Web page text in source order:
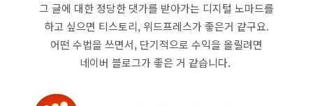
그 글에 대한 정당한 댓가를 받아가는 디지털 노마드를
하고 싶으면 티스토리, 위드프레스가 좋은거 같구요.
어떤 수법을 쓰면서, 단기적으로 수익을 올릴려면
네이버 블로그가 좋은 거 같습니다.